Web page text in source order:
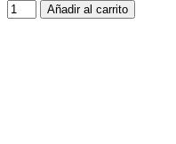
Añadir al carrito